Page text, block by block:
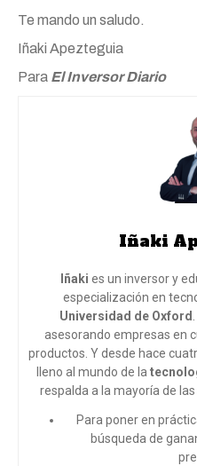
Te mando un saludo.
Iñaki Apezteguia
Para El Inversor Diario
Iñaki
Iñaki es un inversor y
especialización en
Universidad de Oxford
asesorando empresas en
productos. Y desde hace
lleno al mundo de la
respalda a la mayoría de
Para poner en
búsqueda de